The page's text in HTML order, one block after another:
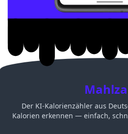
Der KI-Kalorienzähler aus
Kalorien erkennen — einfach,